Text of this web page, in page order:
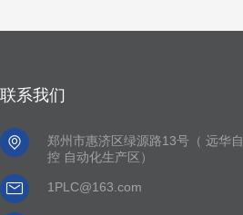
联系我们

郑州市惠济区绿源路13号（ 远华自
控 自动化生产区）
 1PLC@163.com